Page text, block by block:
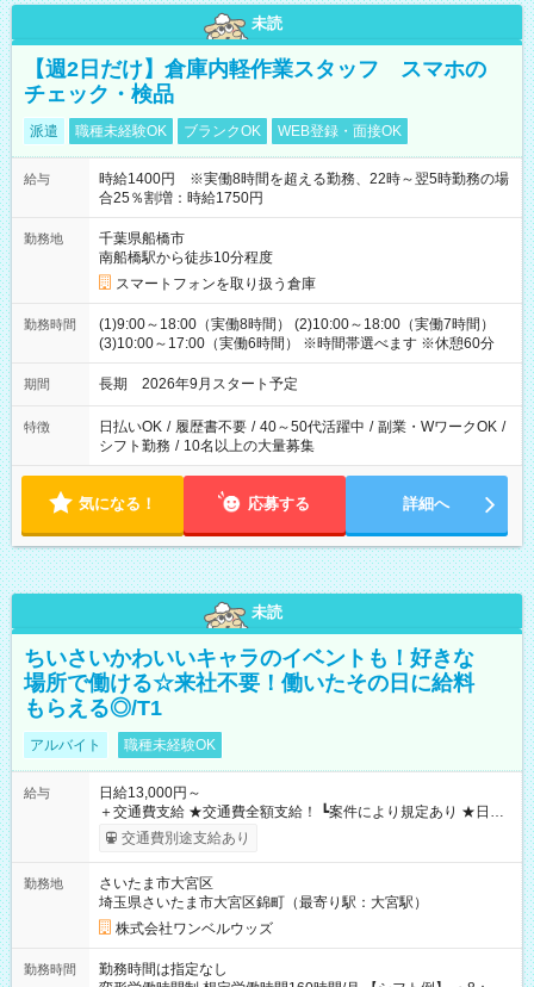
未読
【週2日だけ】倉庫内軽作業スタッフ スマホの
チェック・検品
派遣 職種未経験OK ブランクOK WEB登録・面接OK
給与
時給1400円 ※実働8時間を超える勤務、22時～翌5時勤務の場
合25％割増：時給1750円
勤務地
千葉県船橋市
南船橋駅から徒歩10分程度
スマートフォンを取り扱う倉庫
勤務時間
(1)9:00～18:00（実働8時間） (2)10:00～18:00（実働7時間）
(3)10:00～17:00（実働6時間） ※時間帯選べます ※休憩60分
期間 長期 2026年9月スタート予定
特徴 日払いOK / 履歴書不要 / 40～50代活躍中 / 副業・WワークOK /
シフト勤務 / 10名以上の大量募集
気になる！ 応募する 詳細へ
未読
ちいさいかわいいキャラのイベントも！好きな
場所で働ける☆来社不要！働いたその日に給料
もらえる◎/T1
アルバイト 職種未経験OK
給与
日給13,000円～
＋交通費支給 ★交通費全額支給！ ┗案件により規定あり ★日払
いOK！（規定あり） ┗働いたその日に現金GET♪ お仕事後はコ
ンビニATMから 日払い分を引き落とせます！ 【試用期間】試
交通費別途支給あり
勤務地
さいたま市大宮区
埼玉県さいたま市大宮区錦町（最寄り駅：大宮駅）
株式会社ワンベルウッズ
勤務時間
勤務時間は指定なし